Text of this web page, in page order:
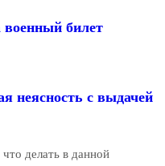
военный билет
неясность с выдачей
делать в данной